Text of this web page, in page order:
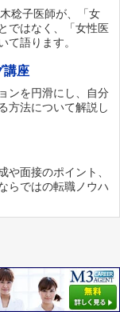
稔子医師が、「女
ではなく、「女性医
て語ります。
講座
ンを円滑にし、自分
方法について解説し
や面接のポイント、
らではの転職ノウハ